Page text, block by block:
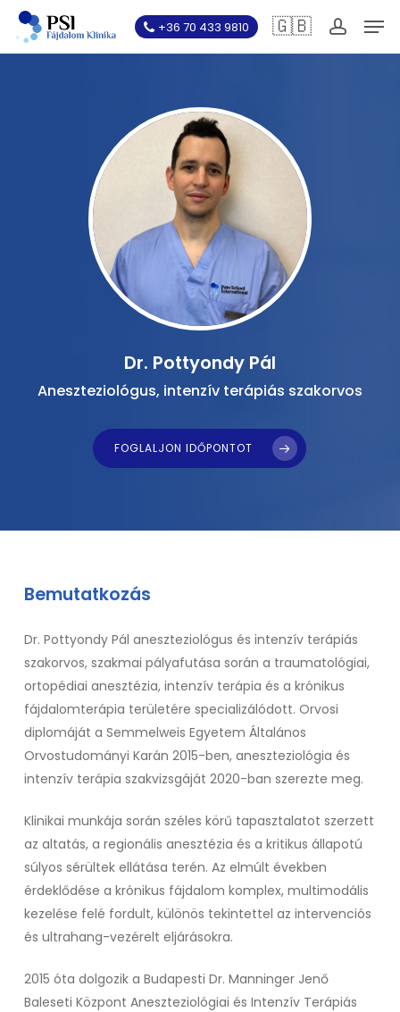
Skip
main
+36 70 433 9810 🇬🇧
Dr. Pottyondy Pál
Aneszteziológus, intenzív terápiás szakorvos
FOGLALJON IDŐPONTOT
Bemutatkozás
Dr. Pottyondy Pál aneszteziológus és intenzív terápiás
szakorvos, szakmai pályafutása során a traumatológiai,
ortopédiai anesztézia, intenzív terápia és a krónikus
fájdalomterápia területére specializálódott. Orvosi
diplomáját a Semmelweis Egyetem Általános
Orvostudományi Karán 2015-ben, aneszteziológia és
intenzív terápia szakvizsgáját 2020-ban szerezte meg.
Klinikai munkája során széles körű tapasztalatot szerzett
az altatás, a regionális anesztézia és a kritikus állapotú
súlyos sérültek ellátása terén. Az elmúlt években
érdeklődése a krónikus fájdalom komplex, multimodális
kezelése felé fordult, különös tekintettel az intervenciós
és ultrahang-vezérelt eljárásokra.
2015 óta dolgozik a Budapesti Dr. Manninger Jenő
Baleseti Központ Aneszteziológiai és Intenzív Terápiás